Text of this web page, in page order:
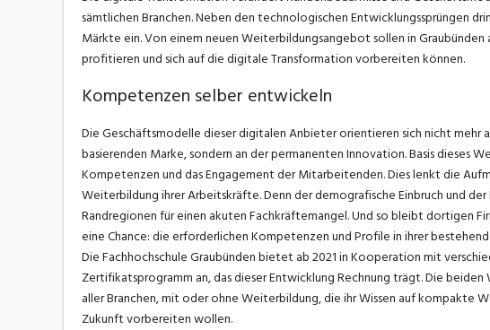
sämtlichen Branchen. Neben den technologischen Entwicklungssprüngen
Märkte ein. Von einem neuen Weiterbildungsangebot sollen in
profitieren und sich auf die digitale Transformation vorbereiten können.
Kompetenzen selber entwickeln
Die Geschäftsmodelle dieser digitalen Anbieter orientieren sich nicht mehr
basierenden Marke, sondern an der permanenten Innovation. Basis dieses
Kompetenzen und das Engagement der Mitarbeitenden. Dies lenkt die
Weiterbildung ihrer Arbeitskräfte. Denn der demografische Einbruch und
Randregionen für einen akuten Fachkräftemangel. Und so bleibt dortigen
eine Chance: die erforderlichen Kompetenzen und Profile in ihrer
Die Fachhochschule Graubünden bietet ab 2021 in Kooperation mit
Zertifikatsprogramm an, das dieser Entwicklung Rechnung trägt. Die
aller Branchen, mit oder ohne Weiterbildung, die ihr Wissen auf kompakte
Zukunft vorbereiten wollen.